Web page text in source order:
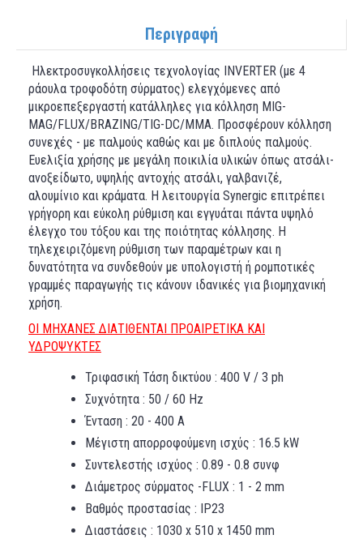
Περιγραφή
Ηλεκτροσυγκολλήσεις τεχνολογίας INVERTER (με 4
ράουλα τροφοδότη σύρματος) ελεγχόμενες από
μικροεπεξεργαστή κατάλληλες για κόλληση MIG-
MAG/FLUX/BRAZING/TIG-DC/MMA. Προσφέρουν κόλληση
συνεχές - με παλμούς καθώς και με διπλούς παλμούς.
Ευελιξία χρήσης με μεγάλη ποικιλία υλικών όπως ατσάλι-
ανοξείδωτο, υψηλής αντοχής ατσάλι, γαλβανιζέ,
αλουμίνιο και κράματα. Η λειτουργία Synergic επιτρέπει
γρήγορη και εύκολη ρύθμιση και εγγυάται πάντα υψηλό
έλεγχο του τόξου και της ποιότητας κόλλησης. Η
τηλεχειριζόμενη ρύθμιση των παραμέτρων και η
δυνατότητα να συνδεθούν με υπολογιστή ή ρομποτικές
γραμμές παραγωγής τις κάνουν ιδανικές για βιομηχανική
χρήση.
ΟΙ ΜΗΧΑΝΕΣ ΔΙΑΤΙΘΕΝΤΑΙ ΠΡΟΑΙΡΕΤΙΚΑ ΚΑΙ
ΥΔΡΟΨΥΚΤΕΣ
Τριφασική Τάση δικτύου : 400 V / 3 ph
Συχνότητα : 50 / 60 Hz
Ένταση : 20 - 400 Α
Μέγιστη απορροφούμενη ισχύς : 16.5 kW
Συντελεστής ισχύος : 0.89 - 0.8 συνφ
Διάμετρος σύρματος -FLUX : 1 - 2 mm
Βαθμός προστασίας : IP23
Διαστάσεις : 1030 x 510 x 1450 mm